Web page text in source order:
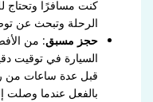
كنت مسافرًا وتحتاج
الرحلة وتبحث عن
حجز مسبق: من
السيارة في توقيت
قبل عدة ساعات من
بالفعل عندما وصلت